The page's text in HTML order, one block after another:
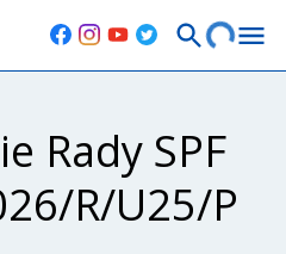
Rady SPF
R/U25/P